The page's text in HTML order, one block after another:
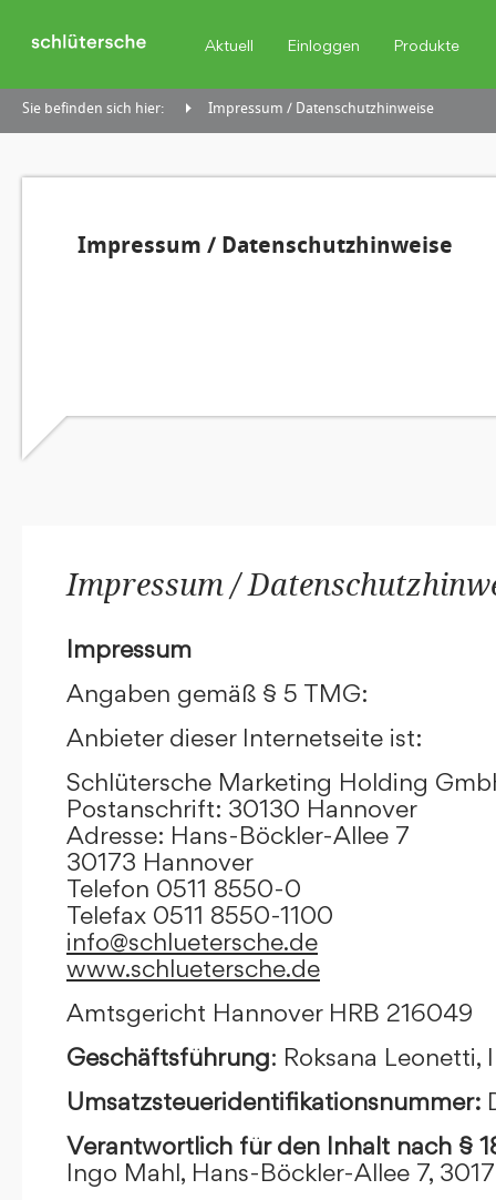
Aktuell Einloggen Produkte
Sie befinden sich hier: Impressum / Datenschutzhinweise
Impressum / Datenschutzhinweise
Impressum /
Impressum
Angaben gemäß § 5 TMG:
Anbieter dieser Internetseite ist:
Schlütersche Marketing Holding
Postanschrift: 30130 Hannover
Adresse: Hans-Böckler-Allee 7
30173 Hannover
Telefon 0511 8550-0
Telefax 0511 8550-1100
info@schluetersche.de
www.schluetersche.de
Amtsgericht Hannover HRB 216049
Geschäftsführung: Roksana Leonetti,
Umsatzsteueridentifikationsnummer:
Verantwortlich für den Inhalt nach §
Ingo Mahl, Hans-Böckler-Allee 7,